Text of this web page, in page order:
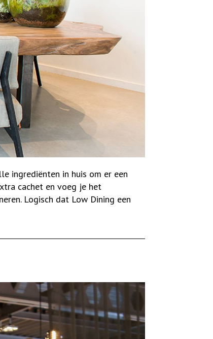
ingrediënten in huis om er een
cachet en voeg je het
Logisch dat Low Dining een